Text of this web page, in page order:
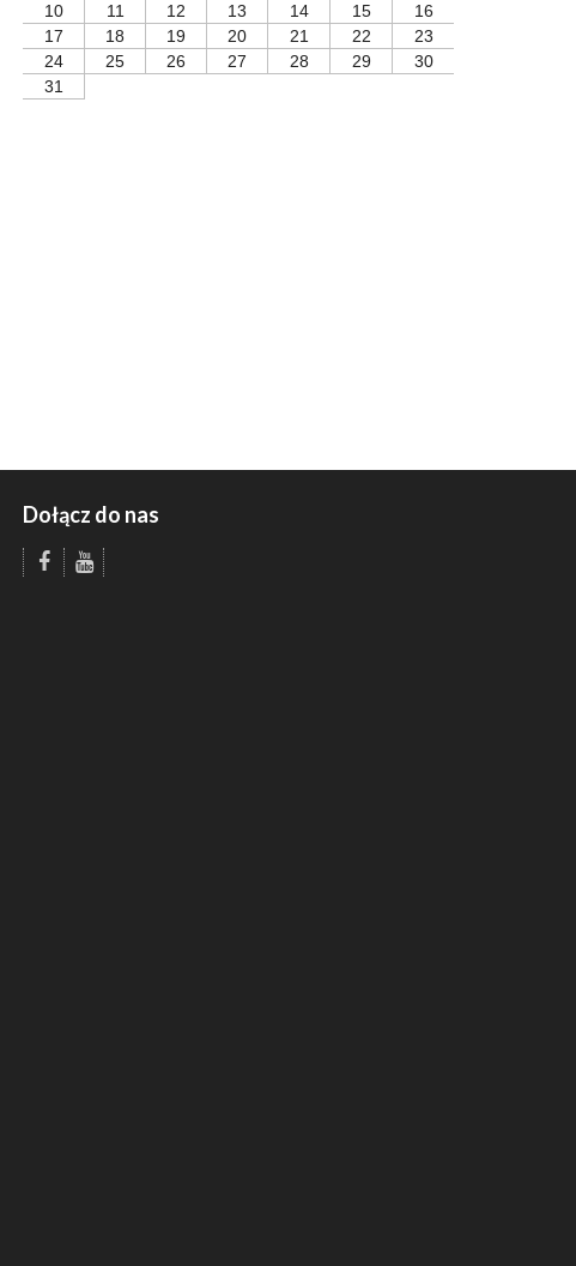
10
11 12 13 14 15
16
17
18 19 20 21 22
23
24
25 26 27 28 29
30
31
Dołącz do nas